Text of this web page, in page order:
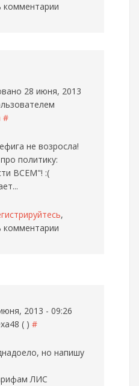
комментарии
28 июня, 2013
#
не возросла!
политику:
ВСЕМ"! :(
,
комментарии
2013 - 09:26
( ) #
но напишу
ЛИС